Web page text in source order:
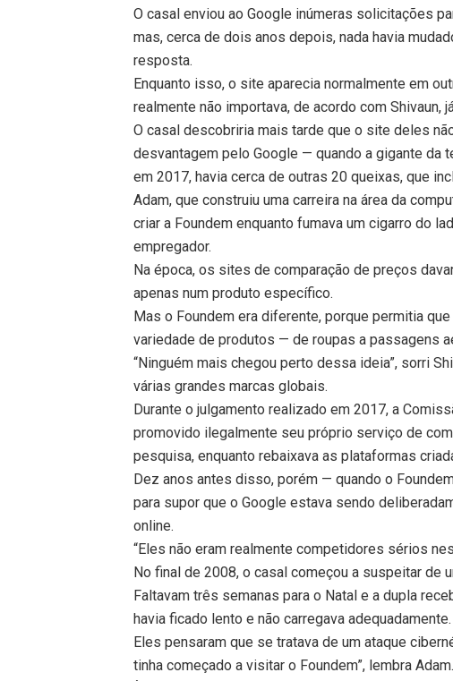
O casal enviou ao Google inúmeras solicitações
mas, cerca de dois anos depois, nada havia
resposta.
Enquanto isso, o site aparecia normalmente em
realmente não importava, de acordo com Shivaun,
O casal descobriria mais tarde que o site deles
desvantagem pelo Google — quando a gigante da
em 2017, havia cerca de outras 20 queixas, que
Adam, que construiu uma carreira na área da
criar a Foundem enquanto fumava um cigarro do
empregador.
Na época, os sites de comparação de preços
apenas num produto específico.
Mas o Foundem era diferente, porque permitia
variedade de produtos — de roupas a passagens
“Ninguém mais chegou perto dessa ideia”, sorri
várias grandes marcas globais.
Durante o julgamento realizado em 2017, a
promovido ilegalmente seu próprio serviço de
pesquisa, enquanto rebaixava as plataformas
Dez anos antes disso, porém — quando o
para supor que o Google estava sendo
online.
“Eles não eram realmente competidores sérios
No final de 2008, o casal começou a suspeitar de
Faltavam três semanas para o Natal e a dupla
havia ficado lento e não carregava adequadamente.
Eles pensaram que se tratava de um ataque
tinha começado a visitar o Foundem”, lembra Adam.